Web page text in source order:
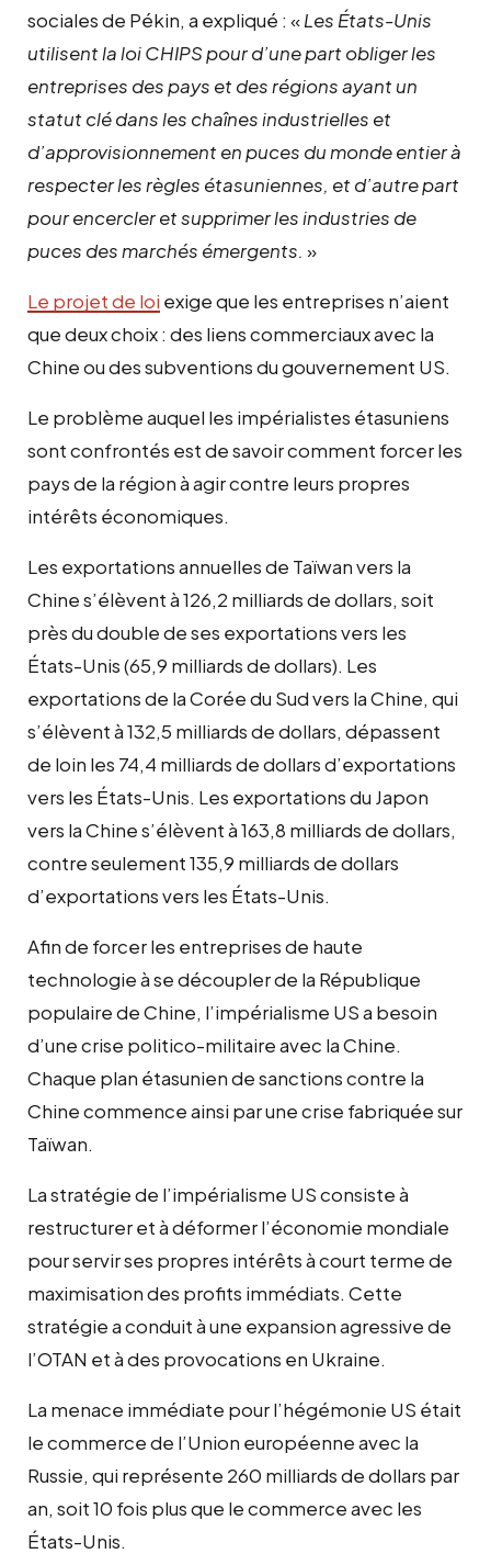
sociales de Pékin, a expliqué : «Les États-Unis
utilisent la loi CHIPS pour d’une part obliger les
entreprises des pays et des régions ayant un
statut clé dans les chaînes industrielles et
d’approvisionnement en puces du monde entier à
respecter les règles étasuniennes, et d’autre part
pour encercler et supprimer les industries de
puces des marchés émergents. »
Le projet de loi exige que les entreprises n’aient
que deux choix : des liens commerciaux avec la
Chine ou des subventions du gouvernement US.
Le problème auquel les impérialistes étasuniens
sont confrontés est de savoir comment forcer les
pays de la région à agir contre leurs propres
intérêts économiques.
Les exportations annuelles de Taïwan vers la
Chine s’élèvent à 126,2 milliards de dollars, soit
près du double de ses exportations vers les
États-Unis (65,9 milliards de dollars). Les
exportations de la Corée du Sud vers la Chine, qui
s’élèvent à 132,5 milliards de dollars, dépassent
de loin les 74,4 milliards de dollars d’exportations
vers les États-Unis. Les exportations du Japon
vers la Chine s’élèvent à 163,8 milliards de dollars,
contre seulement 135,9 milliards de dollars
d’exportations vers les États-Unis.
Afin de forcer les entreprises de haute
technologie à se découpler de la République
populaire de Chine, l’impérialisme US a besoin
d’une crise politico-militaire avec la Chine.
Chaque plan étasunien de sanctions contre la
Chine commence ainsi par une crise fabriquée sur
Taïwan.
La stratégie de l’impérialisme US consiste à
restructurer et à déformer l’économie mondiale
pour servir ses propres intérêts à court terme de
maximisation des profits immédiats. Cette
stratégie a conduit à une expansion agressive de
l’OTAN et à des provocations en Ukraine.
La menace immédiate pour l’hégémonie US était
le commerce de l’Union européenne avec la
Russie, qui représente 260 milliards de dollars par
an, soit 10 fois plus que le commerce avec les
États-Unis.